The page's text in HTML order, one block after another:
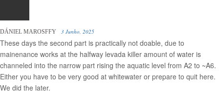
DÁNIEL MAROSFFY 3 Junho, 2025
These days the second part is practically not doable, due to
mainenance works at the halfway levada killer amount of water is
channeled into the narrow part rising the aquatic level from A2 to ~A6.
Either you have to be very good at whitewater or prepare to quit here.
We did the later.